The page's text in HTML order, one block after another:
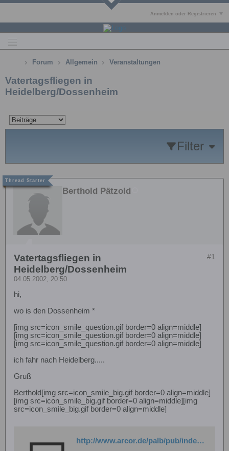
Anmelden oder Registrieren
Forum Allgemein Veranstaltungen
Vatertagsfliegen in
Heidelberg/Dossenheim
Filter
Berthold Pätzold
#1
Vatertagsfliegen in
Heidelberg/Dossenheim
04.05.2002, 20:50
hi,
wo is den Dossenheim *
[img src=icon_smile_question.gif border=0 align=middle]
[img src=icon_smile_question.gif border=0 align=middle]
[img src=icon_smile_question.gif border=0 align=middle]
ich fahr nach Heidelberg.....
Gruß
Berthold[img src=icon_smile_big.gif border=0 align=middle]
[img src=icon_smile_big.gif border=0 align=middle][img
src=icon_smile_big.gif border=0 align=middle]
http://www.arcor.de/palb/pub/index.php?alb_action=viewAlbum&album_ID=16007&n